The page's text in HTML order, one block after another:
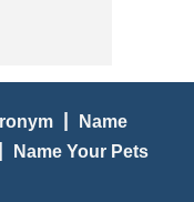
|
Name
| Name Your Pets